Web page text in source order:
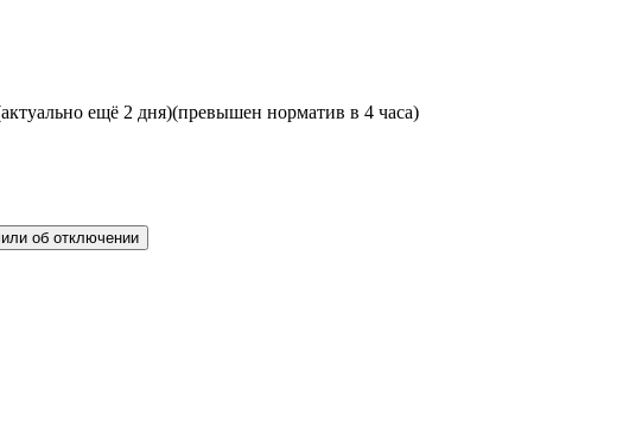
ещё 2 дня)(превышен норматив в 4 часа)
об отключении